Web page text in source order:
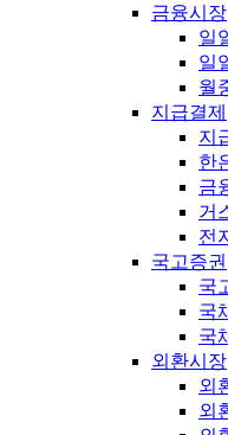
금융시장
일
일
월
지급결제
지
한
금
거
전
국고증권
국
국
국
외환시장
외
외